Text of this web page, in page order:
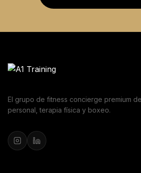
El grupo de fitness concierge premium
personal, terapia física y boxeo.